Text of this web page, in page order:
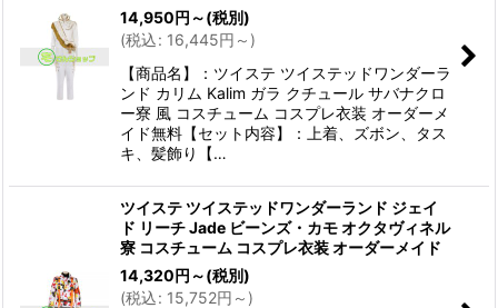
14,950円 ～(税別)
(税込: 16,445円 ～ )
【商品名】：ツイステ ツイステッドワンダーラ
ンド カリム Kalim ガラ クチュール サバナクロ
ー寮 風 コスチューム コスプレ衣装 オーダーメ
イド無料【セット内容】：上着、ズボン、タス
キ、髪飾り【…
ツイステ ツイステッドワンダーランド ジェイ
ド リーチ Jade ビーンズ・カモ オクタヴィネル
寮 コスチューム コスプレ衣装 オーダーメイド
14,320円 ～(税別)
(税込: 15,752円 ～ )